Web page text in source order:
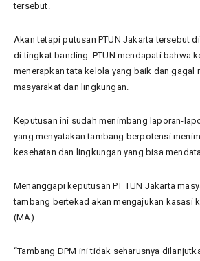
tersebut.
Akan tetapi putusan PTUN Jakarta tersebut
di tingkat banding. PTUN mendapati bahwa
menerapkan tata kelola yang baik dan gagal
masyarakat dan lingkungan.
Keputusan ini sudah menimbang laporan-
yang menyatakan tambang berpotensi
kesehatan dan lingkungan yang bisa
Menanggapi keputusan PT TUN Jakarta
tambang bertekad akan mengajukan kasasi
(MA).
“Tambang DPM ini tidak seharusnya